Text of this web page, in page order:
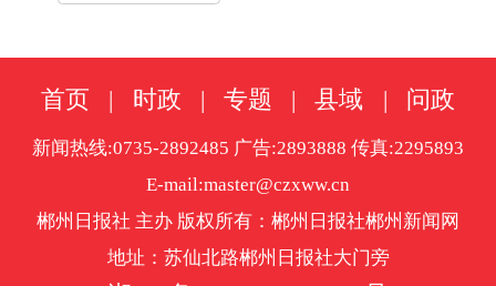
首页 | 时政 | 专题 | 县域 | 问政
新闻热线:0735-2892485 广告:2893888 传真:2295893
E-mail:master@czxww.cn
郴州日报社 主办 版权所有：郴州日报社郴州新闻网
地址：苏仙北路郴州日报社大门旁